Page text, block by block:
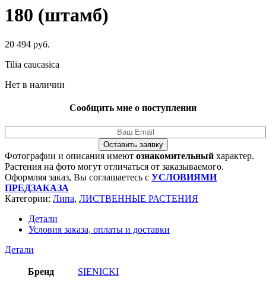
180 (штамб)
20 494 руб.
Tilia caucasica
Нет в наличии
Сообщить мне о поступлении
Оставить заявку
Фотографии и описания имеют ознакомительный характер.
Растения на фото могут отличаться от заказываемого.
Оформляя заказ, Вы соглашаетесь с УСЛОВИЯМИ
ПРЕДЗАКАЗА
Категории: Липа, ЛИСТВЕННЫЕ РАСТЕНИЯ
Детали
Условия заказа, оплаты и доставки
Детали
Бренд SIENICKI